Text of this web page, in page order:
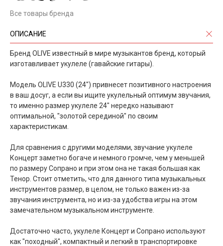
Все товары бренда
ОПИСАНИЕ
Бренд OLIVE известный в мире музыкантов бренд, который
изготавливает укулеле (гавайские гитары).
Модель OLIVE U330 (24") привнесет позитивного настроения
в ваш досуг, а если вы ищите укулельный оптимум звучания,
то именно размер укулеле 24" нередко называют
оптимальной, "золотой серединой" по своим
характеристикам.
Для сравнения с другими моделями, звучание укулеле
Концерт заметно богаче и немного громче, чем у меньшей
по размеру Сопрано и при этом она не такая большая как
Тенор. Стоит отметить, что для данного типа музыкальных
инструментов размер, в целом, не только важен из-за
звучания инструмента, но и из-за удобства игры на этом
замечательном музыкальном инструменте.
Достаточно часто, укулеле Концерт и Сопрано используют
как "походный", компактный и легкий в транспортировке